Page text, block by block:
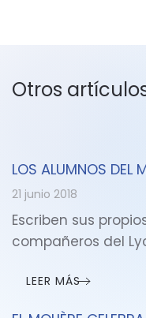
Otros
LOS ALUMNOS DEL
21 junio 2018
Escriben sus
compañeros del
LEER MÁS